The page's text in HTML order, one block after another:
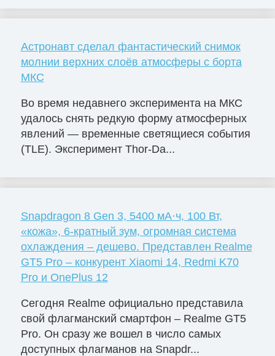
Астронавт сделал фантастический снимок
молнии верхних слоёв атмосферы с борта
МКС
Во время недавнего эксперимента на МКС
удалось снять редкую форму атмосферных
явлений — временные светящиеся события
(TLE). Эксперимент Thor-Da...
Snapdragon 8 Gen 3, 5400 мА·ч, 100 Вт,
«кожа», 6-кратный зум, огромная система
охлаждения – дешево. Представлен Realme
GT5 Pro – конкурент Xiaomi 14, Redmi K70
Pro и OnePlus 12
Сегодня Realme официально представила
свой флагманский смартфон – Realme GT5
Pro. Он сразу же вошел в число самых
доступных флагманов на Snapdr...